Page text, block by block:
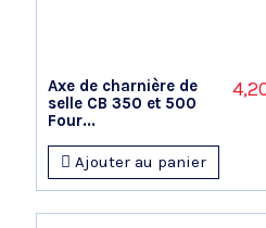
Axe de charnière de
selle CB 350 et 500
Four...
Ajouter au panier